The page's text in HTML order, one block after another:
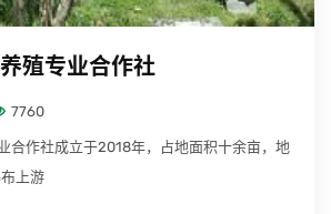
殖专业合作社
7760
合作社成立于2018年，占地面积十余亩，地
上游